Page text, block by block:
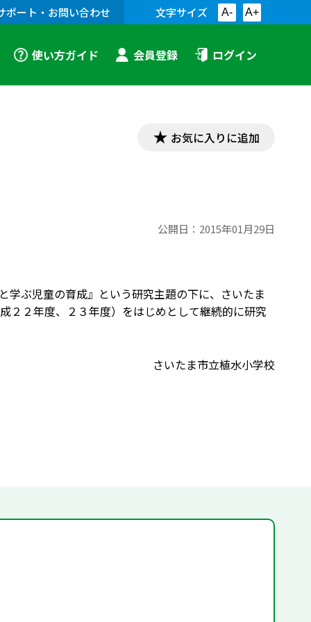
ポート・お問い合わせ 文字サイズ A- A+
使い方ガイド 会員登録 ログイン
お気に入りに追加
公開日： 2015年01月29日
学ぶ児童の育成』という研究主題の下に、さいたま
２２年度、２３年度）をはじめとして継続的に研究
さいたま市立植水小学校